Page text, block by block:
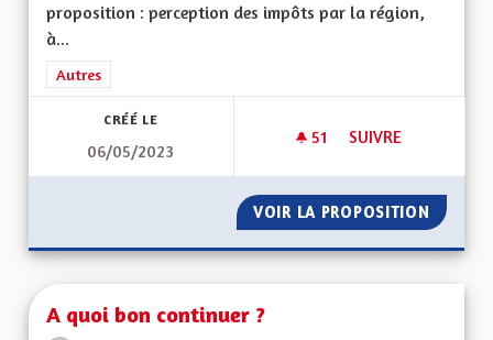
proposition : perception des impôts par la région,
à...
Filtrer les résultats de la catégorie : Autres
Autres
CRÉÉ LE
06/05/2023
51 51 ABONNÉS
SUIVRE
VOIR LA PROPOSITION
A quoi bon continuer ?